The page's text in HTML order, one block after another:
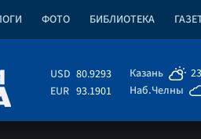
ФОТО БИБЛИОТЕКА
USD 80.9293
EUR 93.1901
Казань
Наб.Челны